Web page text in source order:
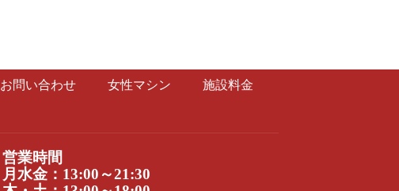
お問い合わせ 女性マシン 施設料金
営業時間
月水金：13:00～21:30